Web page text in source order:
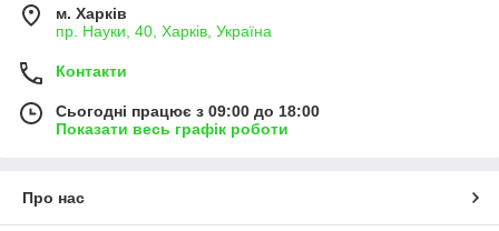
м. Харків
пр. Науки, 40, Харків, Україна
Контакти
Сьогодні працює з 09:00 до 18:00
Показати весь графік роботи
Про нас